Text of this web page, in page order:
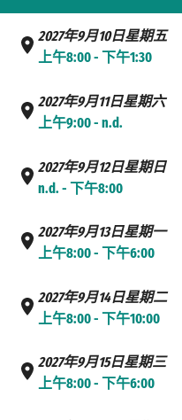
2027年9月10日星期五
上午8:00 - 下午1:30
2027年9月11日星期六
上午9:00 - n.d.
2027年9月12日星期日
n.d. - 下午8:00
2027年9月13日星期一
上午8:00 - 下午6:00
2027年9月14日星期二
上午8:00 - 下午10:00
2027年9月15日星期三
上午8:00 - 下午6:00